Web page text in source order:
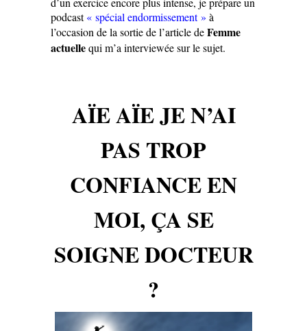
podcast« spécial endormissement » à
l’occasion de la sortie de l’article deFemme
actuellequi m’a interviewée sur le sujet.
AÏE AÏE JE N’AI
PAS TROP
CONFIANCE EN
MOI, ÇA SE
SOIGNE DOCTEUR
?